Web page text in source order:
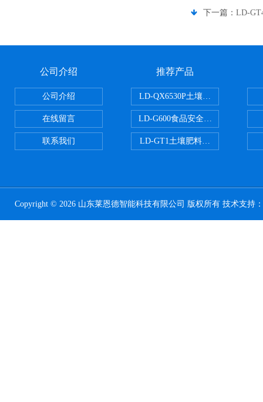
下一篇： LD-
公司介绍
公司介绍
在线留言
联系我们
推荐产品
LD-QX6530P土壤氧化还原电位检
LD-G600食品安全检测仪
LD-GT1土壤肥料养分检测仪
Copyright © 2026 山东莱恩德智能科技有限公司 版权所有 技术支持：